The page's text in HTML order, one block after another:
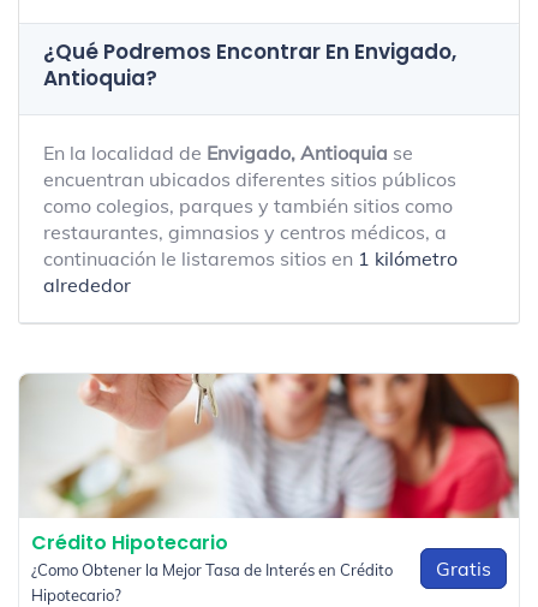
¿Qué Podremos Encontrar En Envigado,
Antioquia?
En la localidad de Envigado, Antioquia se
encuentran ubicados diferentes sitios públicos
como colegios, parques y también sitios como
restaurantes, gimnasios y centros médicos, a
continuación le listaremos sitios en 1 kilómetro
alrededor
Crédito Hipotecario
¿Como Obtener la Mejor Tasa de Interés en Crédito
Hipotecario?
Gratis